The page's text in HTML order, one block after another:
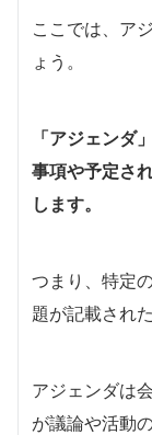
ここでは、ア
ょう。
「アジェンダ
事項や予定さ
します。
つまり、特定
題が記載され
アジェンダは
が議論や活動